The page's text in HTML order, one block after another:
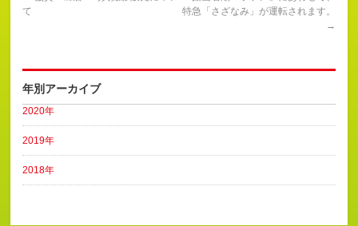
て
特急「さざなみ」が運転されます。
→
年別アーカイブ
2020年
2019年
2018年